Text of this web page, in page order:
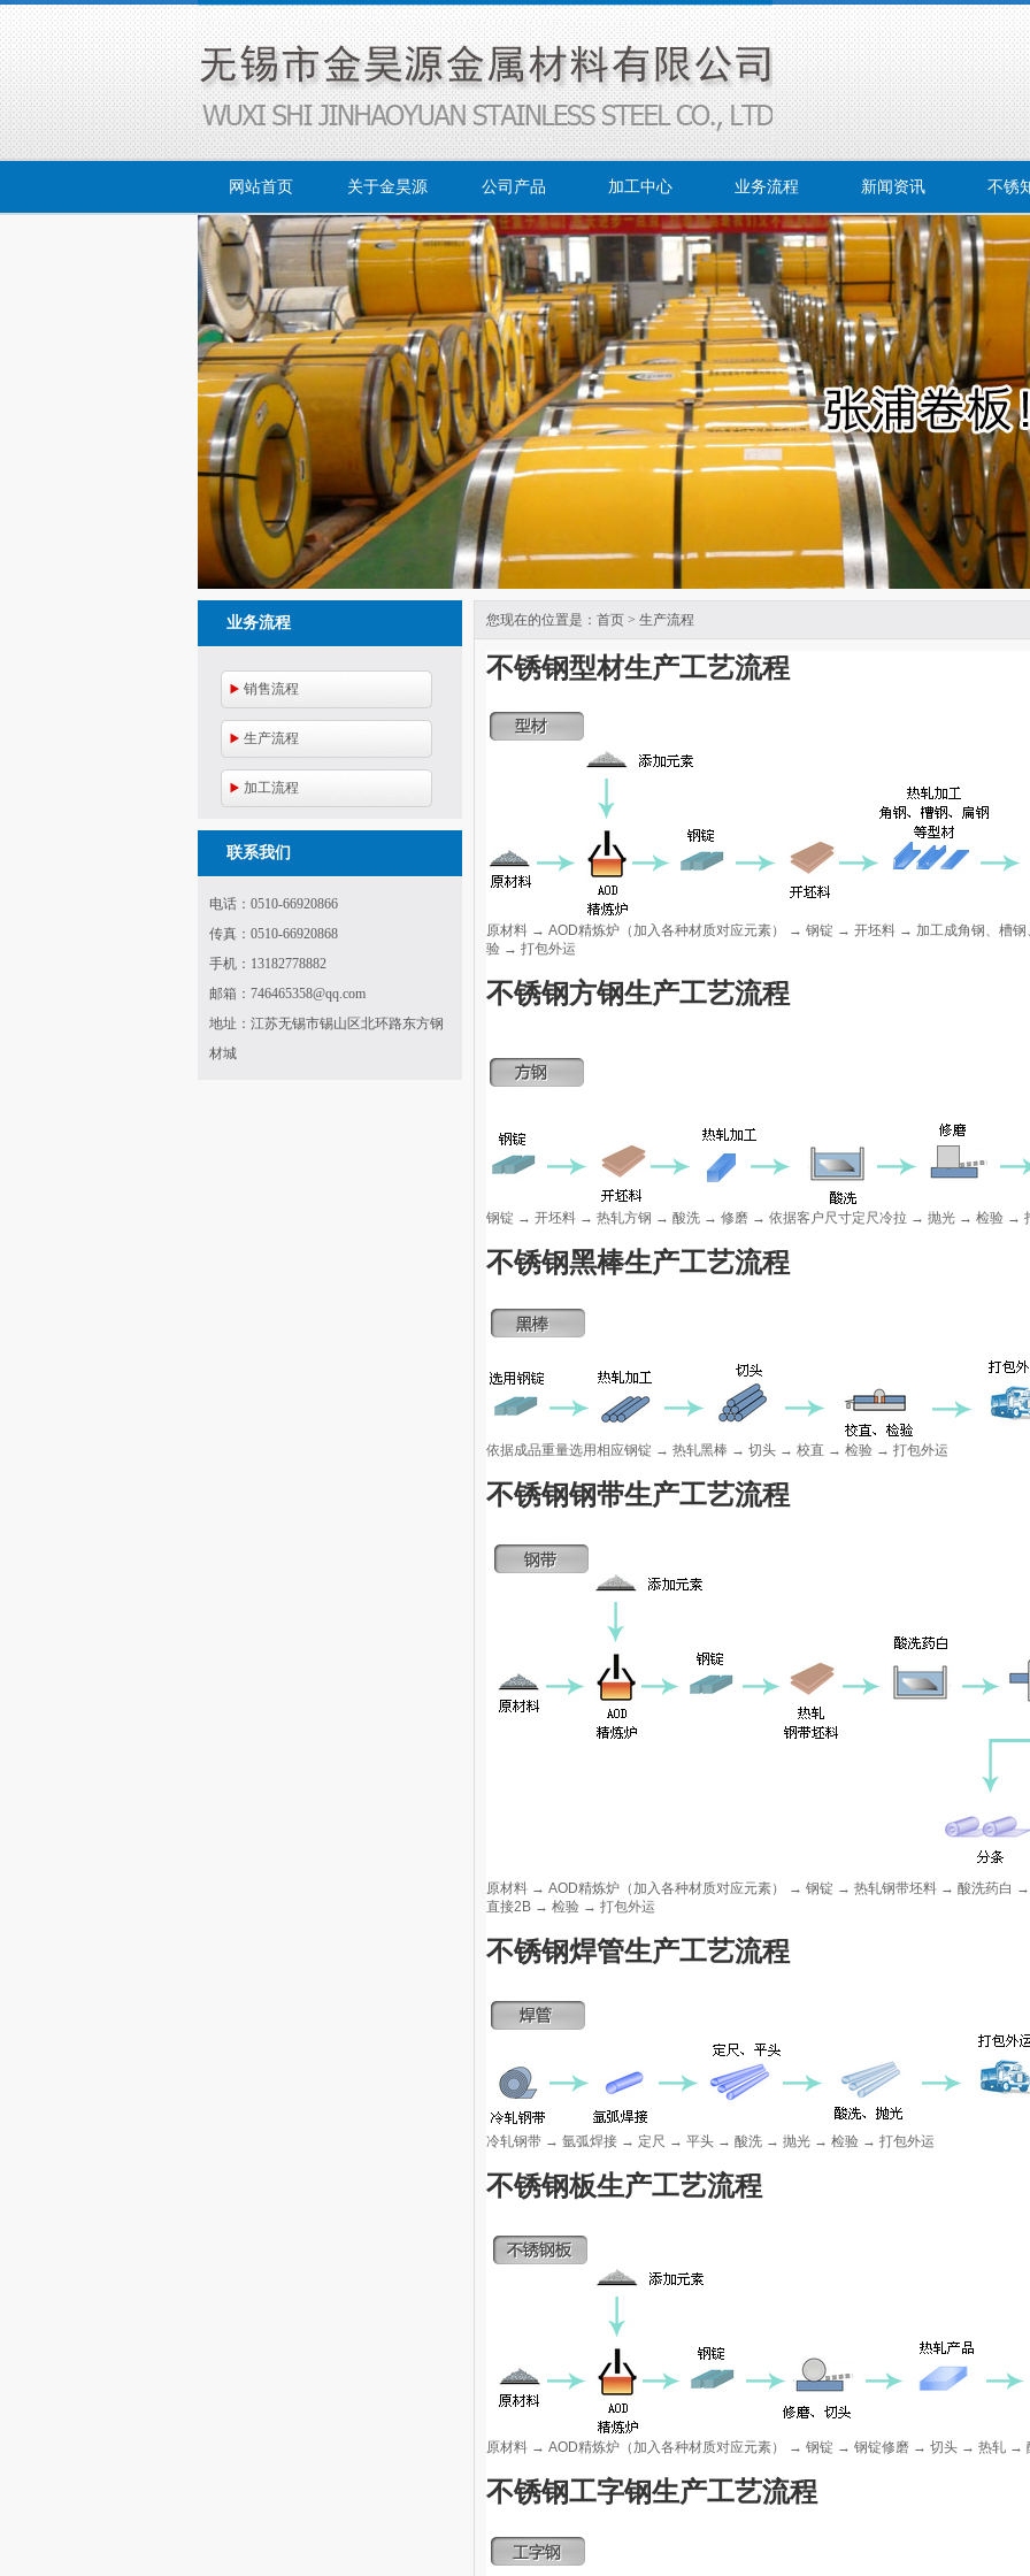
网站首页 关于金昊源 公司产品 加工中心 业务流程 新闻资讯 不锈
业务流程
销售流程
生产流程
加工流程
联系我们
电话：0510-66920866
传真：0510-66920868
手机：13182778882
邮箱：746465358@qq.com
地址：江苏无锡市锡山区北环路东方钢
材城
您现在的位置是： 首页 > 生产流程
不锈钢型材生产工艺流程
原材料 → AOD精炼炉（加入各种材质对应元素） → 钢锭 → 开坯料 → 加工成角钢、槽
验 → 打包外运
不锈钢方钢生产工艺流程
钢锭 → 开坯料 → 热轧方钢 → 酸洗 → 修磨 → 依据客户尺寸定尺冷拉 → 抛光 → 检验 →
不锈钢黑棒生产工艺流程
依据成品重量选用相应钢锭 → 热轧黑棒 → 切头 → 校直 → 检验 → 打包外运
不锈钢钢带生产工艺流程
原材料 → AOD精炼炉（加入各种材质对应元素） → 钢锭 → 热轧钢带坯料 → 酸洗药
直接2B → 检验 → 打包外运
不锈钢焊管生产工艺流程
冷轧钢带 → 氩弧焊接 → 定尺 → 平头 → 酸洗 → 抛光 → 检验 → 打包外运
不锈钢板生产工艺流程
原材料 → AOD精炼炉（加入各种材质对应元素） → 钢锭 → 钢锭修磨 → 切头 → 热轧
不锈钢工字钢生产工艺流程